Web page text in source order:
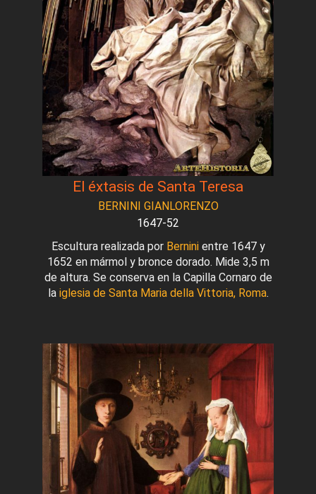
El éxtasis de Santa Teresa
BERNINI GIANLORENZO
1647-52
Escultura realizada por Berninientre 1647 y
1652 en mármol y bronce dorado. Mide 3,5 m
de altura. Se conserva en la Capilla Cornaro de
la iglesia de Santa Maria della Vittoria, Roma.